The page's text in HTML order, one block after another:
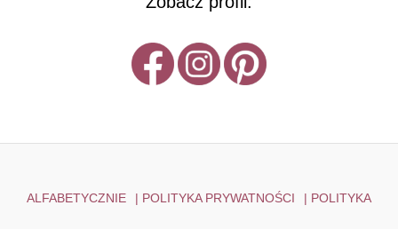
ALFABETYCZNIE | POLITYKA PRYWATNOŚCI | POLITYKA